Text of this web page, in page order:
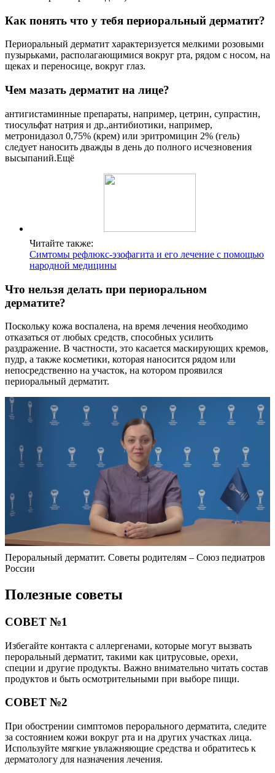
Как понять что у тебя периоральный дерматит?
Периоральный дерматит характеризуется мелкими розовыми
пузырьками, располагающимися вокруг рта, рядом с носом, на
щеках и переносице, вокруг глаз.
Чем мазать дерматит на лице?
антигистаминные препараты, например, цетрин, супрастин,
тиосульфат натрия и др.,антибиотики, например,
метронидазол 0,75% (крем) или эритромицин 2% (гель)
следует наносить дважды в день до полного исчезновения
высыпаний.Ещё
Читайте также:
Симтомы рефлюкс-эзофагита и его лечение с помощью
народной медицины
Что нельзя делать при периоральном
дерматите?
Поскольку кожа воспалена, на время лечения необходимо
отказаться от любых средств, способных усилить
раздражение. В частности, это касается маскирующих кремов,
пудр, а также косметики, которая наносится рядом или
непосредственно на участок, на котором проявился
периоральный дерматит.
Пероральный дерматит. Советы родителям – Союз педиатров
России
Полезные советы
СОВЕТ №1
Избегайте контакта с аллергенами, которые могут вызвать
пероральный дерматит, такими как цитрусовые, орехи,
специи и другие продукты. Важно внимательно читать состав
продуктов и быть осмотрительными при выборе пищи.
СОВЕТ №2
При обострении симптомов перорального дерматита, следите
за состоянием кожи вокруг рта и на других участках лица.
Используйте мягкие увлажняющие средства и обратитесь к
дерматологу для назначения лечения.